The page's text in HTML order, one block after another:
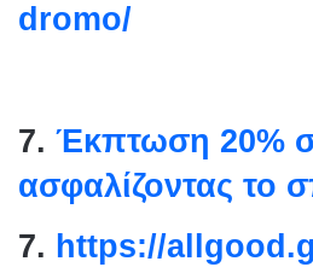
dromo/
7. Έκπτωση 20%
ασφαλίζοντας το
7. https://